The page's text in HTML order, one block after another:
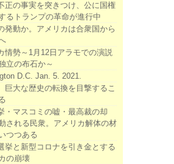
正の事実を突きつけ、公に国権
るトランプの革命が進行中
発動か。アメリカは合衆国から
情勢～1月12日アラモでの演説
立の布石か～
D.C. Jan. 5. 2021.
巨大な歴史の転換を目撃するこ
・マスコミの嘘・最高裁の却
される民衆。アメリカ解体の材
つつある
挙と新型コロナを引き金とする
の崩壊